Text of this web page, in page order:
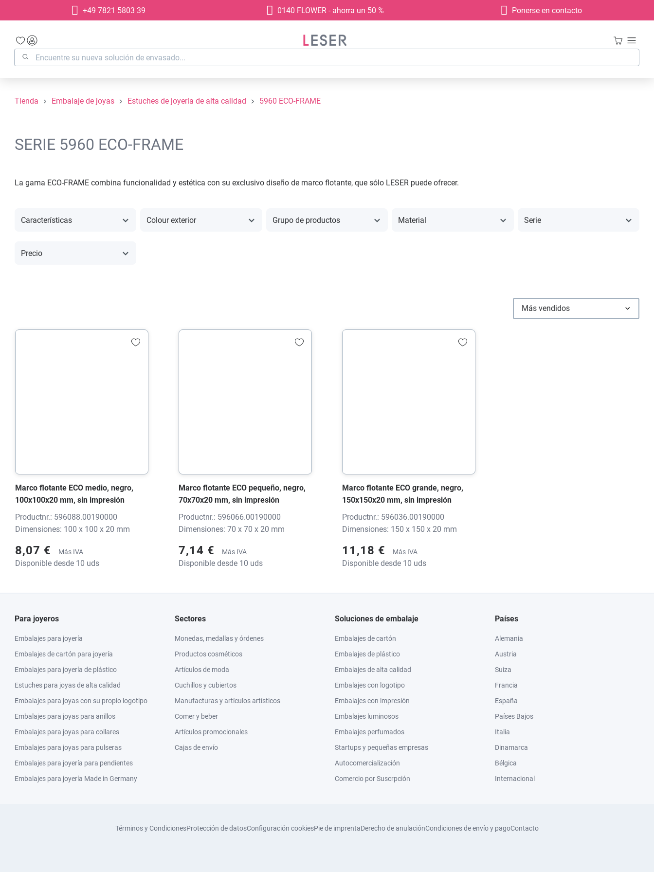
Saltar a la navegación principal
+49 7821 5803 39 0140 FLOWER - ahorra un 50 % Ponerse en contacto
Tienda Embalaje de joyas Estuches de joyería de alta calidad 5960 ECO-FRAME
SERIE 5960 ECO-FRAME
La gama ECO-FRAME combina funcionalidad y estética con su exclusivo diseño de marco flotante, que sólo LESER puede ofrecer.
Características Colour exterior Grupo de productos Material Serie
Precio
Marco flotante ECO medio, negro,
100x100x20 mm, sin impresión
Productnr.: 596088.00190000
Dimensiones: 100 x 100 x 20 mm
8,07 € Más IVA
Disponible desde 10 uds
Marco flotante ECO pequeño, negro,
70x70x20 mm, sin impresión
Productnr.: 596066.00190000
Dimensiones: 70 x 70 x 20 mm
7,14 € Más IVA
Disponible desde 10 uds
Marco flotante ECO grande, negro,
150x150x20 mm, sin impresión
Productnr.: 596036.00190000
Dimensiones: 150 x 150 x 20 mm
11,18 € Más IVA
Disponible desde 10 uds
Para joyeros
Embalajes para joyería
Embalajes de cartón para joyería
Embalajes para joyería de plástico
Estuches para joyas de alta calidad
Embalajes para joyas con su propio logotipo
Embalajes para joyas para anillos
Embalajes para joyas para collares
Embalajes para joyas para pulseras
Embalajes para joyería para pendientes
Embalajes para joyería Made in Germany
Sectores
Monedas, medallas y órdenes
Productos cosméticos
Artículos de moda
Cuchillos y cubiertos
Manufacturas y artículos artísticos
Comer y beber
Artículos promocionales
Cajas de envío
Soluciones de embalaje
Embalajes de cartón
Embalajes de plástico
Embalajes de alta calidad
Embalajes con logotipo
Embalajes con impresión
Embalajes luminosos
Embalajes perfumados
Startups y pequeñas empresas
Autocomercialización
Comercio por Suscrpción
Países
Alemania
Austria
Suiza
Francia
España
Países Bajos
Italia
Dinamarca
Bélgica
Internacional
Términos y CondicionesProtección de datosConfiguración cookiesPie de imprentaDerecho de anulaciónCondiciones de envío y pagoContacto